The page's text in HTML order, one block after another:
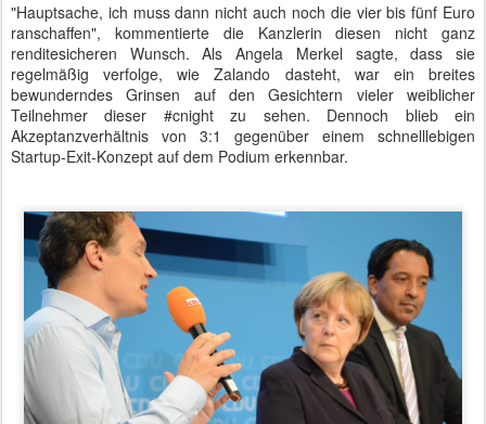
"Hauptsache, ich muss dann nicht auch noch die vier bis fünf Euro
ranschaffen", kommentierte die Kanzlerin diesen nicht ganz
renditesicheren Wunsch. Als Angela Merkel sagte, dass sie
regelmäßig verfolge, wie Zalando dasteht, war ein breites
bewunderndes Grinsen auf den Gesichtern vieler weiblicher
Teilnehmer dieser #cnight zu sehen. Dennoch blieb ein
Akzeptanzverhältnis von 3:1 gegenüber einem schnelllebigen
Startup-Exit-Konzept auf dem Podium erkennbar.